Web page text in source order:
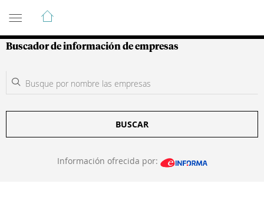
Guía de Empresas Colombianas
Buscador de información de empresas
BUSCAR
Información ofrecida por: